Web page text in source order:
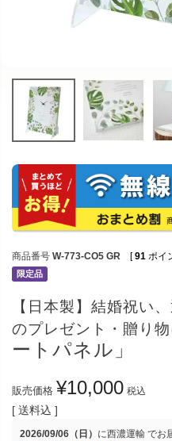
商品番号 W-773-CO5 GR [ 91 ポイ
限定品
【日本製】結婚祝い
のプレゼント・贈り物
ートパネル」
販売価格 ¥10,000 税込
送料込
2026/09/06（日） に西濃運輸 でお